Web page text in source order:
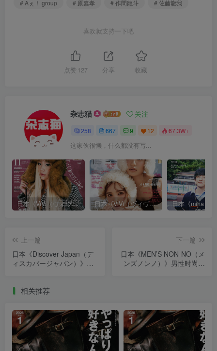
# Aぇ！ group
# 原嘉孝 # 作間龍斗 # 佐藤龍我
喜欢就支持一下吧
点赞 127 分享 收藏
杂志猫 关注
258 667 9 12 67.3W+
这家伙很懒，什么都没有写...
日本《ViVi（ヴィヴィ）》女性流行时尚杂志 PDF电子版【2025年·全年订阅】 日本《ViVi（ヴィヴィ）》女性流行时尚杂志 PDF电子版【2024年·全年订阅】
上一篇
日本《Discover Japan（デ
ィスカバージャパン）》日
下一篇
日本《MEN’S NON-NO（メ
ンズノンノ）》男性时尚杂
相关推荐